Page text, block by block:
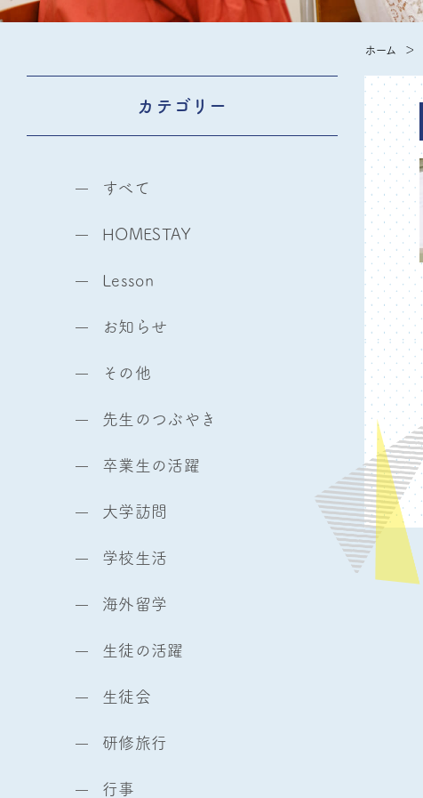
ホーム
カテゴリー
すべて
HOMESTAY
Lesson
お知らせ
その他
先生のつぶやき
卒業生の活躍
大学訪問
学校生活
海外留学
生徒の活躍
生徒会
研修旅行
行事